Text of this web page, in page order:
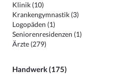
Klinik (10)
Krankengymnastik (3)
Logopäden (1)
Seniorenresidenzen (1)
Ärzte (279)
Handwerk (175)